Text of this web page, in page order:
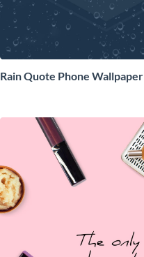
Rain Quote Phone Wallpaper